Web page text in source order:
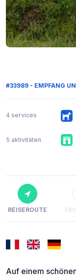
#33989 - EMPFANG
4 services
5 aktivitäten
REISEROUTE
Auf einem